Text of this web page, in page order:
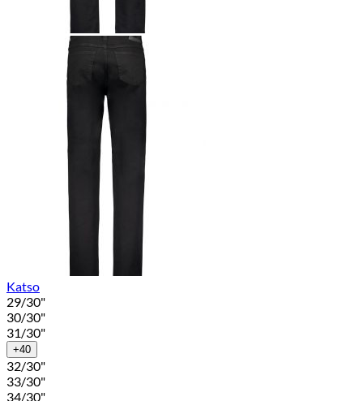
Katso
29/30"
30/30"
31/30"
+40
32/30"
33/30"
34/30"